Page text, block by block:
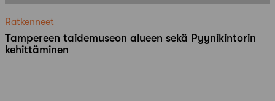
Ratkenneet
Tampereen taidemuseon alueen sekä Pyynikintorin
kehittäminen